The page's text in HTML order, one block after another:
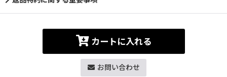
カートに入れる
お問い合わせ